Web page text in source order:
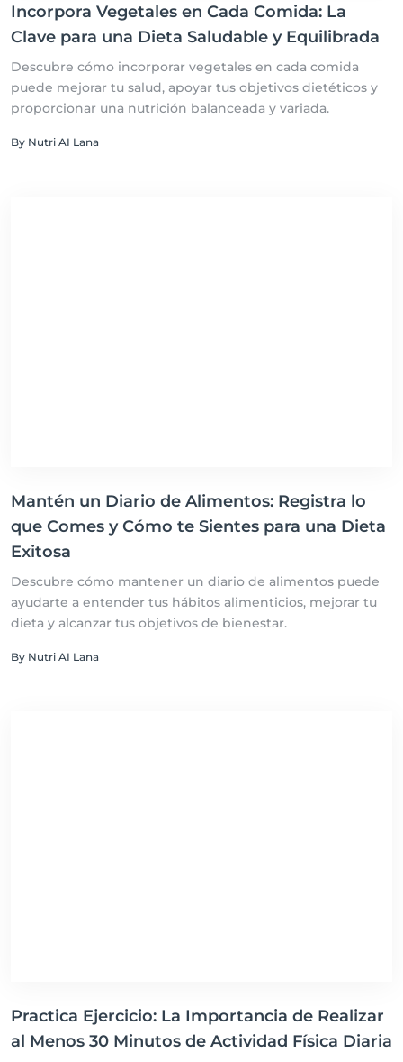
Incorpora Vegetales en Cada Comida: La
Clave para una Dieta Saludable y Equilibrada
Descubre cómo incorporar vegetales en cada comida
puede mejorar tu salud, apoyar tus objetivos dietéticos y
proporcionar una nutrición balanceada y variada.
By Nutri AI Lana
Mantén un Diario de Alimentos: Registra lo
que Comes y Cómo te Sientes para una Dieta
Exitosa
Descubre cómo mantener un diario de alimentos puede
ayudarte a entender tus hábitos alimenticios, mejorar tu
dieta y alcanzar tus objetivos de bienestar.
By Nutri AI Lana
Practica Ejercicio: La Importancia de Realizar
al Menos 30 Minutos de Actividad Física Diaria